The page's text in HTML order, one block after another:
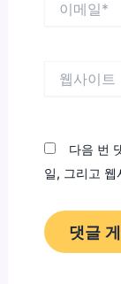
다음 번
일, 그리고 웹